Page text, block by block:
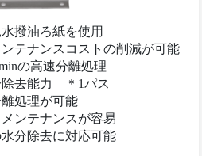
撥油ろ紙を使用
テナンスコストの削減が可能
の高速分離処理
除去能力 ＊1パス
処理が可能
ンテナンスが容易
分除去に対応可能